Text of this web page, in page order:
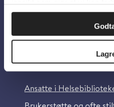
innsikt som gjør at vi kan
Ansatte i